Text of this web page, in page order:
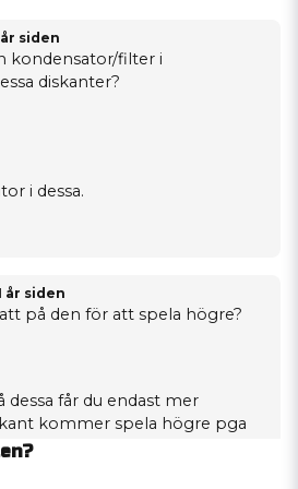
siden
kondensator/filter i
diskanter?
i dessa.
år siden
på den för att spela högre?
får du endast mer
kommer spela högre pga